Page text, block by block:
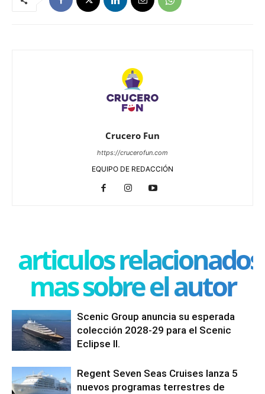
Crucero Fun
https://crucerofun.com
EQUIPO DE REDACCIÓN
articulos relacionados
mas sobre el autor
Scenic Group anuncia su esperada
colección 2028-29 para el Scenic
Eclipse II.
Regent Seven Seas Cruises lanza 5
nuevos programas terrestres de